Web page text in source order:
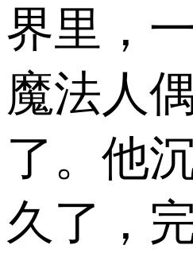
界里，
魔法人
了。他
久了，